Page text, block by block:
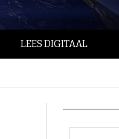
LEES DIGITAAL